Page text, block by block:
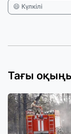
😄 Күлкілі
Тағы